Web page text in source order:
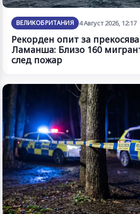
ВЕЛИКОБРИТАНИЯ 4 Август 2026, 12:17
Рекорден опит за
Ламанша: Близо 160
след пожар